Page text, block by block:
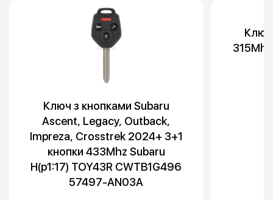
Ключ з кнопками Subaru
Ascent, Legacy, Outback,
Impreza, Crosstrek 2024+ 3+1
кнопки 433Mhz Subaru
H(p1:17) TOY43R CWTB1G496
57497-AN03A
Ключ